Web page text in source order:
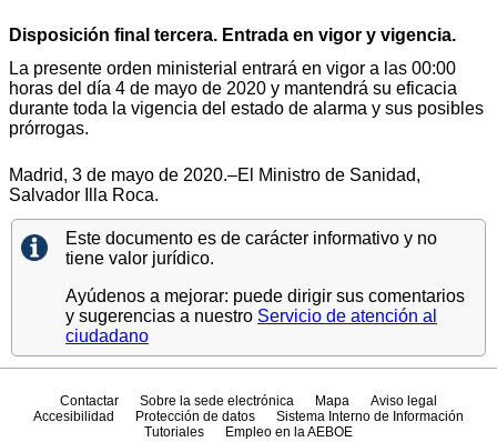
Disposición final tercera. Entrada en vigor y vigencia.
La presente orden ministerial entrará en vigor a las 00:00
horas del día 4 de mayo de 2020 y mantendrá su eficacia
durante toda la vigencia del estado de alarma y sus posibles
prórrogas.
Madrid, 3 de mayo de 2020.–El Ministro de Sanidad,
Salvador Illa Roca.
Este documento es de carácter informativo y no
tiene valor jurídico.
Ayúdenos a mejorar: puede dirigir sus comentarios
y sugerencias a nuestro Servicio de atención al
ciudadano
Contactar Sobre la sede electrónica Mapa
Aviso legal
Accesibilidad
Protección de datos
Sistema Interno de Información
Tutoriales
Empleo en la AEBOE